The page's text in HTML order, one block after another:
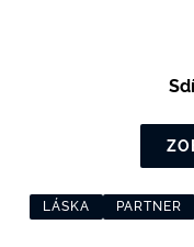
LÁSKA PARTNER